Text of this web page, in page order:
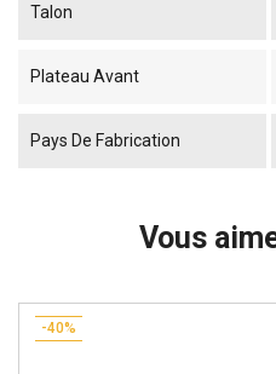
Talon
Plateau Avant
Pays De Fabrication
Vous
-40%